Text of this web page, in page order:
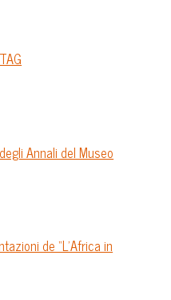
Annali del Museo
de “L’Africa in